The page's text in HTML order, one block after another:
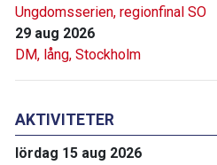
Ungdomsserien, regionfinal SO
29 aug 2026
DM, lång, Stockholm
AKTIVITETER
lördag 15 aug 2026